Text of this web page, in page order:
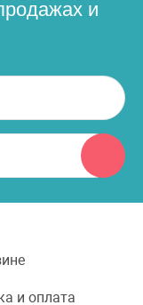
и
и оплата